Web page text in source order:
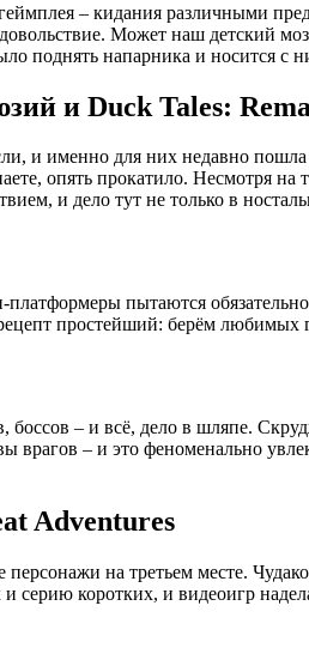
– кидания различными
Может наш детский
поднять напарника и носится с
и Duck Tales:
и именно для них недавно
опять прокатило. Несмотря
и дело тут не только в
пытаются
простейший: берём любимых
боссов – и всё, дело в шляпе.
врагов – и это феноменально
Adventures
на третьем месте.
серию коротких, и видеоигр